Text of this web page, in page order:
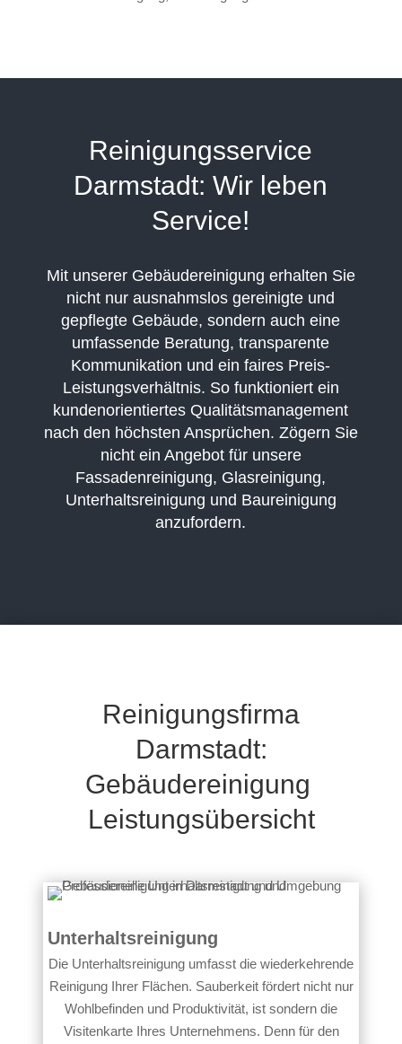
Reinigungsservice
Darmstadt: Wir leben
Service!
Mit unserer Gebäudereinigung erhalten Sie
nicht nur ausnahmslos gereinigte und
gepflegte Gebäude, sondern auch eine
umfassende Beratung, transparente
Kommunikation und ein faires Preis-
Leistungsverhältnis. So funktioniert ein
kundenorientiertes Qualitätsmanagement
nach den höchsten Ansprüchen. Zögern Sie
nicht ein Angebot für unsere
Fassadenreinigung, Glasreinigung,
Unterhaltsreinigung und Baureinigung
anzufordern.
Reinigungsfirma
Darmstadt:
Gebäudereinigung
Leistungsübersicht
Unterhaltsreinigung
Die Unterhaltsreinigung umfasst die wiederkehrende
Reinigung Ihrer Flächen. Sauberkeit fördert nicht nur
Wohlbefinden und Produktivität, ist sondern die
Visitenkarte Ihres Unternehmens. Denn für den